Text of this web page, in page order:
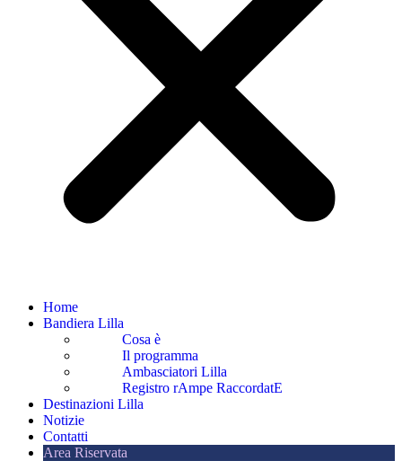
Home
Bandiera Lilla
Cosa è
Il programma
Ambasciatori Lilla
Registro rAmpe RaccordatE
Destinazioni Lilla
Notizie
Contatti
Area Riservata